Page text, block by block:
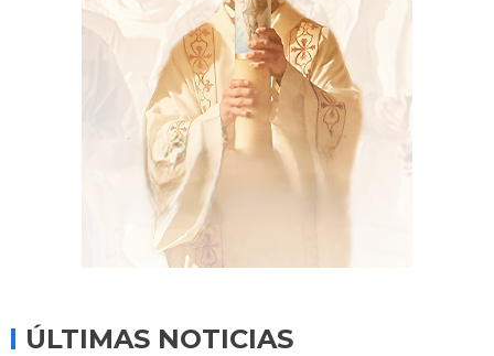
ÚLTIMAS NOTICIAS